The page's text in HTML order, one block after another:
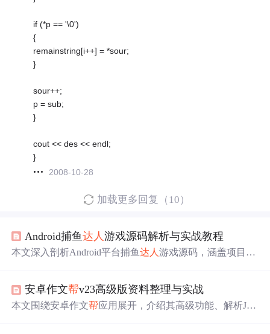
if (*p == '\0')
{
remainstring[i++] = *sour;
}
sour++;
p = sub;
}
cout << des << endl;
}
2008-10-28
加载更多回复（10）
Android捕鱼达人游戏源码解析与实战教程
本文深入剖析Android平台捕鱼达人游戏源码，涵盖项目结
性能优化策略，助读者掌握游戏开发核心知识与实践技
巧。
安卓作文帮v23高级版资料整理与实战
本文围绕安卓作文帮应用展开，介绍其高级功能、解析Jav